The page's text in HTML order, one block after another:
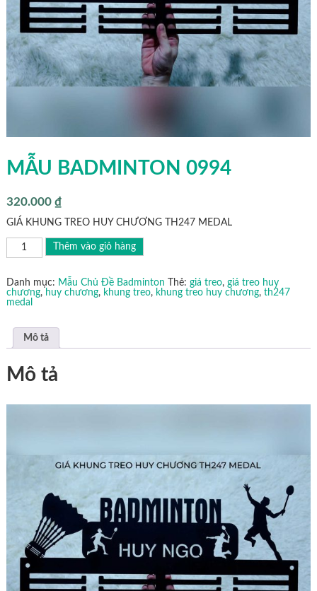
MẪU BADMINTON 0994
320.000 ₫
GIÁ KHUNG TREO HUY CHƯƠNG TH247 MEDAL
MẪU
BADMINTON
0994
lượng
Thêm vào giỏ hàng
Danh mục: Mẫu Chủ Đề Badminton Thẻ: giá treo, giá treo huy
chương, huy chương, khung treo, khung treo huy chương, th247
medal
Mô tả
Mô tả